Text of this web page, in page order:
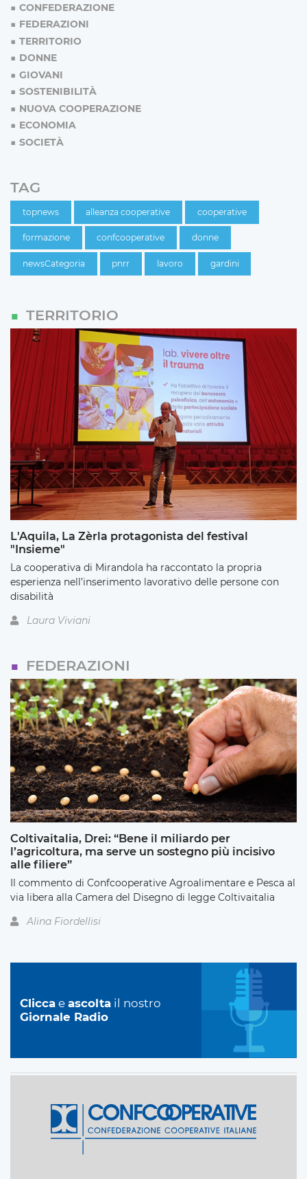
CONFEDERAZIONE
FEDERAZIONI
TERRITORIO
DONNE
GIOVANI
SOSTENIBILITÀ
NUOVA COOPERAZIONE
ECONOMIA
SOCIETÀ
TAG
topnews alleanza cooperative cooperative
formazione confcooperative donne
newsCategoria pnrr lavoro gardini
TERRITORIO
L'Aquila, La Zèrla protagonista del festival
"Insieme"
La cooperativa di Mirandola ha raccontato la propria
esperienza nell’inserimento lavorativo delle persone con
disabilità
Laura Viviani
FEDERAZIONI
Coltivaitalia, Drei: “Bene il miliardo per
l’agricoltura, ma serve un sostegno più incisivo
alle filiere”
Il commento di Confcooperative Agroalimentare e Pesca al
via libera alla Camera del Disegno di legge Coltivaitalia
Alina Fiordellisi
Clicca e ascolta il nostro
Giornale Radio